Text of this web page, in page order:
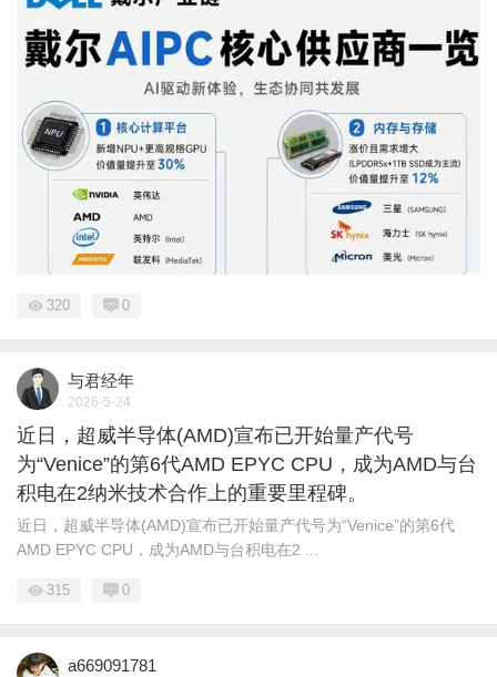
320 0
与君经年
2026-5-24
近日，超威半导体(AMD)宣布已开始量产代号
为“Venice”的第6代AMD EPYC CPU，成为AMD与台
积电在2纳米技术合作上的重要里程碑。
近日，超威半导体(AMD)宣布已开始量产代号为“Venice”的第6代
AMD EPYC CPU，成为AMD与台积电在2 ...
315 0
a669091781